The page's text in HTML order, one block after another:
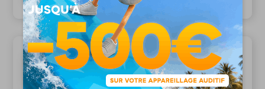
Les plus grandes marques partenaires
12 marques partenaires